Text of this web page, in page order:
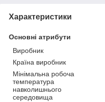
Характеристики
Основні атрибути
Виробник
Країна виробник
Мінімальна робоча
температура
навколишнього
середовища